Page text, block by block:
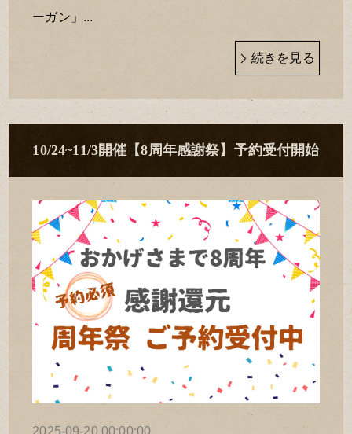
ーガン」...
続きを見る
10/24~11/3開催【8周年感謝祭】予約受付開始